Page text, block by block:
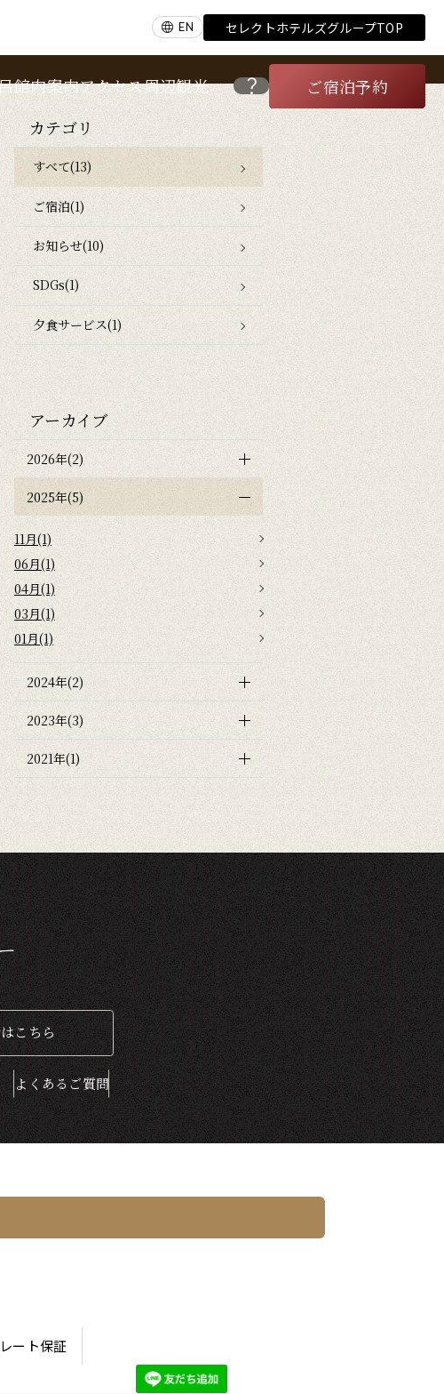
EN セレクトホテルズグループTOP
館内案内アクセス周辺観光 ご宿泊予約
カテゴリ
すべて(13)
ご宿泊(1)
お知らせ(10)
SDGs(1)
夕食サービス(1)
アーカイブ
2026年(2)
2025年(5)
11月(1)
06月(1)
04月(1)
03月(1)
01月(1)
2024年(2)
2023年(3)
2021年(1)
こちら
よくある ご質問
ート保証